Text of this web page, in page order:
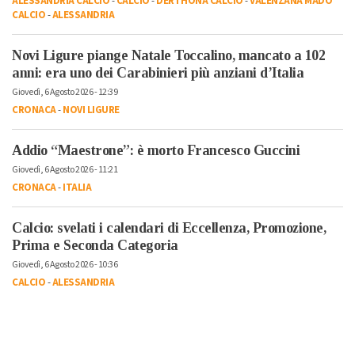
CALCIO-ALESSANDRIA
Novi Ligure piange Natale Toccalino, mancato a 102
anni: era uno dei Carabinieri più anziani d’Italia
Giovedì, 6 Agosto 2026 - 12:39
CRONACA-NOVI LIGURE
Addio “Maestrone”: è morto Francesco Guccini
Giovedì, 6 Agosto 2026 - 11:21
CRONACA-ITALIA
Calcio: svelati i calendari di Eccellenza, Promozione,
Prima e Seconda Categoria
Giovedì, 6 Agosto 2026 - 10:36
CALCIO-ALESSANDRIA